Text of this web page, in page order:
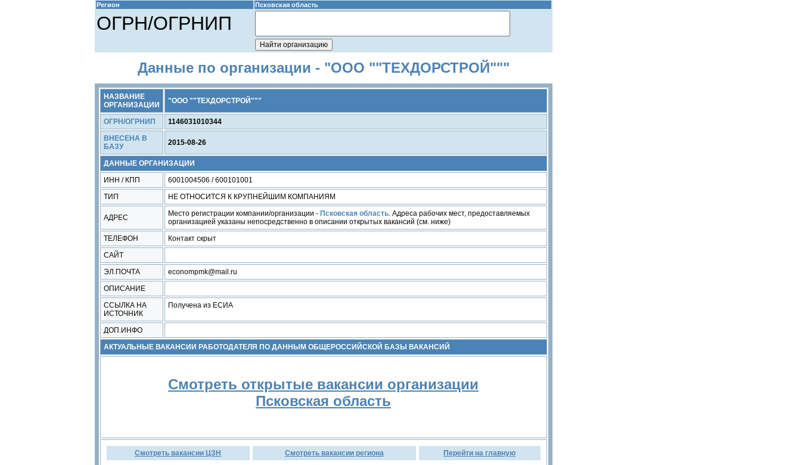
Регион Псковская область
ОГРН/ОГРНИП
Данные по организации - "ООО ""ТЕХДОРСТРОЙ"""
НАЗВАНИЕ
ОРГАНИЗАЦИИ
"ООО ""ТЕХДОРСТРОЙ"""
ОГРН/ОГРНИП
1146031010344
ВНЕСЕНА В
БАЗУ
2015-08-26
ДАННЫЕ ОРГАНИЗАЦИИ
ИНН / КПП
6001004506 / 600101001
ТИП
НЕ ОТНОСИТСЯ К КРУПНЕЙШИМ КОМПАНИЯМ
АДРЕС Место регистрации компании/организации - Псковская область. Адреса рабочих мест, предоставляемых
организацией указаны непосредственно в описании открытых вакансий (см. ниже)
ТЕЛЕФОН
Контакт скрыт
САЙТ
ЭЛ.ПОЧТА
econompmk@mail.ru
ОПИСАНИЕ
ССЫЛКА НА
ИСТОЧНИК
Получена из ЕСИА
ДОП.ИНФО
АКТУАЛЬНЫЕ ВАКАНСИИ РАБОТОДАТЕЛЯ ПО ДАННЫМ ОБЩЕРОССИЙСКОЙ БАЗЫ ВАКАНСИЙ
Смотреть открытые вакансии организации
Псковская область
Смотреть вакансии ЦЗН Смотреть вакансии региона Перейти на главную